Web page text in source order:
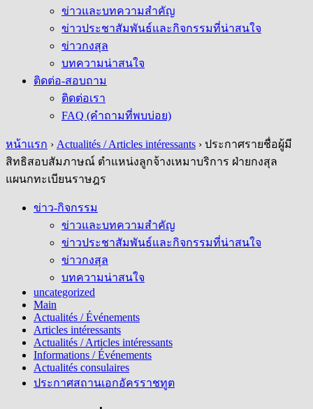
ข่าวและบทความสำคัญ
ข่าวประชาสัมพันธ์และกิจกรรมที่น่าสนใจ
ข่าวกงสุล
บทความน่าสนใจ
ติดต่อ-สอบถาม
ติดต่อเรา
FAQ (คำถามที่พบบ่อย)
หน้าแรก › Actualités / Articles intéressants › ประกาศรายชื่อผู้มี
สิทธิสอบสัมภาษณ์ ตำแหน่งลูกจ้างเหมาบริการ ฝ่ายกงสุล
แผนกทะเบียนราษฎร
ข่าว-กิจกรรม
ข่าวและบทความสำคัญ
ข่าวประชาสัมพันธ์และกิจกรรมที่น่าสนใจ
ข่าวกงสุล
บทความน่าสนใจ
uncategorized
Main
Actualités / Événements
Articles intéressants
Actualités / Articles intéressants
Informations / Événements
Actualités consulaires
ประกาศสถานเอกอัครราชทูต